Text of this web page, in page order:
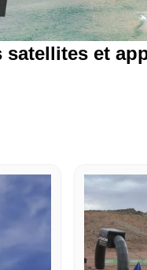
satellites et